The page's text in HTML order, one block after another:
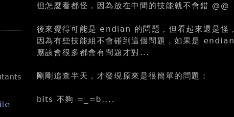
但怎麼看都怪，因為放在中間的技能就不會錯 @@
後來覺得可能是 endian 的問題，但看起來還是怪，
因為有些技能組不會碰到這個問題，如果是 endian
應該會很多都會有問題才對...
剛剛追查半天，才發現原來是很簡單的問題：
bits 不夠 =_=b....